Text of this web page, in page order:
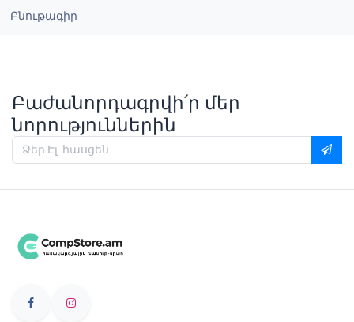
Բնութագիր
Բաժանորդագրվի՛ր մեր
նորություններին